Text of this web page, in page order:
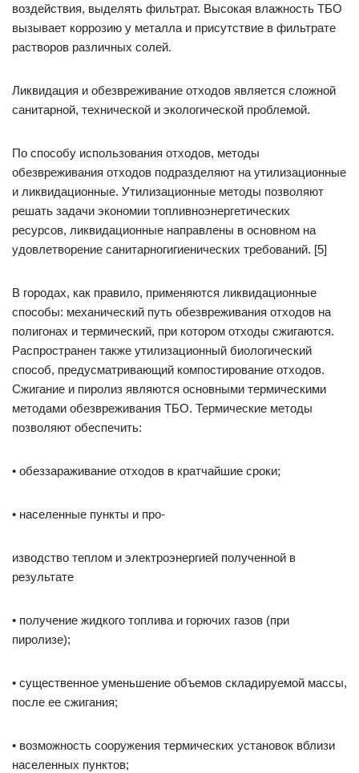
воздействия, выделять фильтрат. Высокая влажность ТБО
вызывает коррозию у металла и присутствие в фильтрате
растворов различных солей.
Ликвидация и обезвреживание отходов является сложной
санитарной, технической и экологической проблемой.
По способу использования отходов, методы
обезвреживания отходов подразделяют на утилизационные
и ликвидационные. Утилизационные методы позволяют
решать задачи экономии топливноэнергетических
ресурсов, ликвидационные направлены в основном на
удовлетворение санитарногигиенических требований. [5]
В городах, как правило, применяются ликвидационные
способы: механический путь обезвреживания отходов на
полигонах и термический, при котором отходы сжигаются.
Распространен также утилизационный биологический
способ, предусматривающий компостирование отходов.
Сжигание и пиролиз являются основными термическими
методами обезвреживания ТБО. Термические методы
позволяют обеспечить:
• обеззараживание отходов в кратчайшие сроки;
• населенные пункты и про-
изводство теплом и электроэнергией полученной в
результате
• получение жидкого топлива и горючих газов (при
пиролизе);
• существенное уменьшение объемов складируемой массы,
после ее сжигания;
• возможность сооружения термических установок вблизи
населенных пунктов;